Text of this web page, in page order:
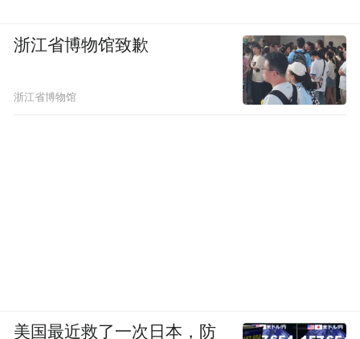
浙江省博物馆致歉
浙江省博物馆
美国最近救了一次日本，防